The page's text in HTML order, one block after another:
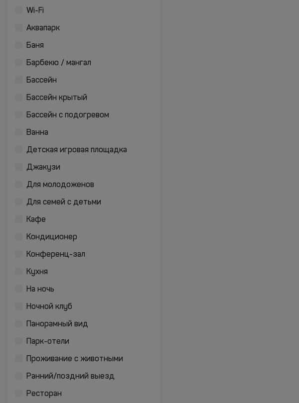
Wi-Fi
Аквапарк
Баня
Барбекю / мангал
Бассейн
Бассейн крытый
Бассейн с подогревом
Ванна
Детская игровая площадка
Джакузи
Для молодоженов
Для семей с детьми
Кафе
Кондиционер
Конференц-зал
Кухня
На ночь
Ночной клуб
Панорамный вид
Парк-отели
Проживание с животными
Ранний/поздний выезд
Ресторан